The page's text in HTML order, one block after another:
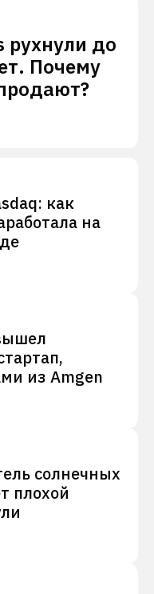
рухнули до
Почему
как
на
из Amgen
солнечных
плохой